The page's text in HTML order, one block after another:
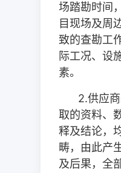
场踏勘时间
目现场及周
致的查勘工
际工况、设
素。
2.供应
取的资料、
释及结论，
畴，由此产
及后果，全